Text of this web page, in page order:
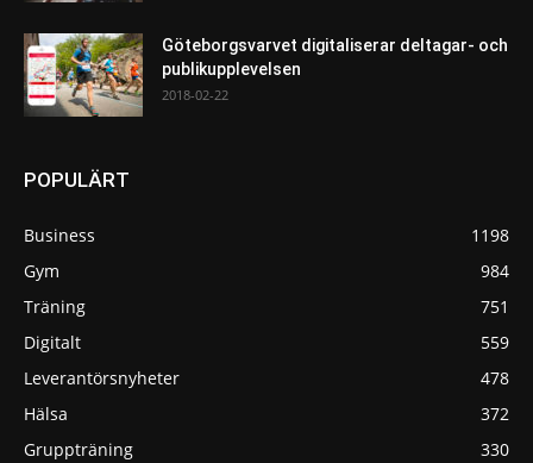
Göteborgsvarvet digitaliserar deltagar- och
publikupplevelsen
2018-02-22
POPULÄRT
Business
1198
Gym
984
Träning
751
Digitalt
559
Leverantörsnyheter
478
Hälsa
372
Gruppträning
330